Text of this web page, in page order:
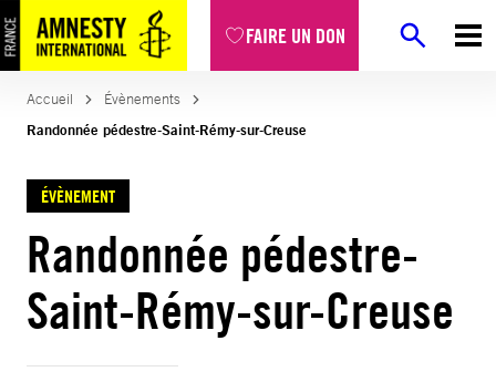
FAIRE UN DON
Accueil
Évènements
Randonnée pédestre-Saint-Rémy-sur-Creuse
ÉVÈNEMENT
Randonnée pédestre-
Saint-Rémy-sur-Creuse